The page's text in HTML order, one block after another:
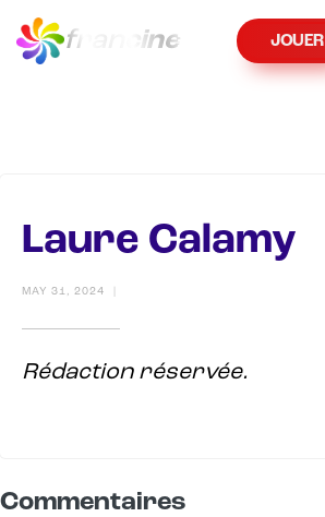
fran cine JOUER
Laure Calamy
MAY 31, 2024
Rédaction réservée.
Commentaires